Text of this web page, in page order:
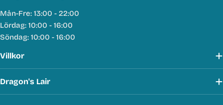
Mån-Fre: 13:00 - 22:00
Lördag: 10:00 - 16:00
Söndag: 10:00 - 16:00
Villkor
Dragon's Lair